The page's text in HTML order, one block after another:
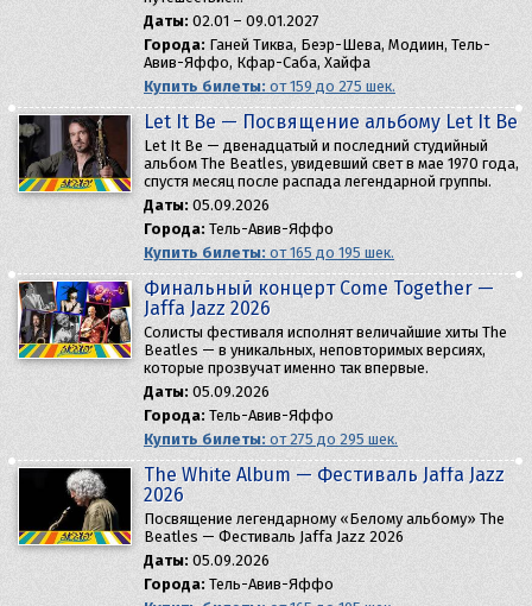
Даты: 02.01 – 09.01.2027
Города: Ганей Тиква, Беэр-Шева, Модиин, Тель-
Авив-Яффо, Кфар-Саба, Хайфа
Купить билеты: от 159 до 275 шек.
Let It Be — Посвящение альбому Let It Be
Let It Be — двенадцатый и последний студийный
альбом The Beatles, увидевший свет в мае 1970 года,
спустя месяц после распада легендарной группы.
Даты: 05.09.2026
Города: Тель-Авив-Яффо
Купить билеты: от 165 до 195 шек.
Финальный концерт Come Together —
Jaffa Jazz 2026
Солисты фестиваля исполнят величайшие хиты The
Beatles — в уникальных, неповторимых версиях,
которые прозвучат именно так впервые.
Даты: 05.09.2026
Города: Тель-Авив-Яффо
Купить билеты: от 275 до 295 шек.
The White Album — Фестиваль Jaffa Jazz
2026
Посвящение легендарному «Белому альбому» The
Beatles — Фестиваль Jaffa Jazz 2026
Даты: 05.09.2026
Города: Тель-Авив-Яффо